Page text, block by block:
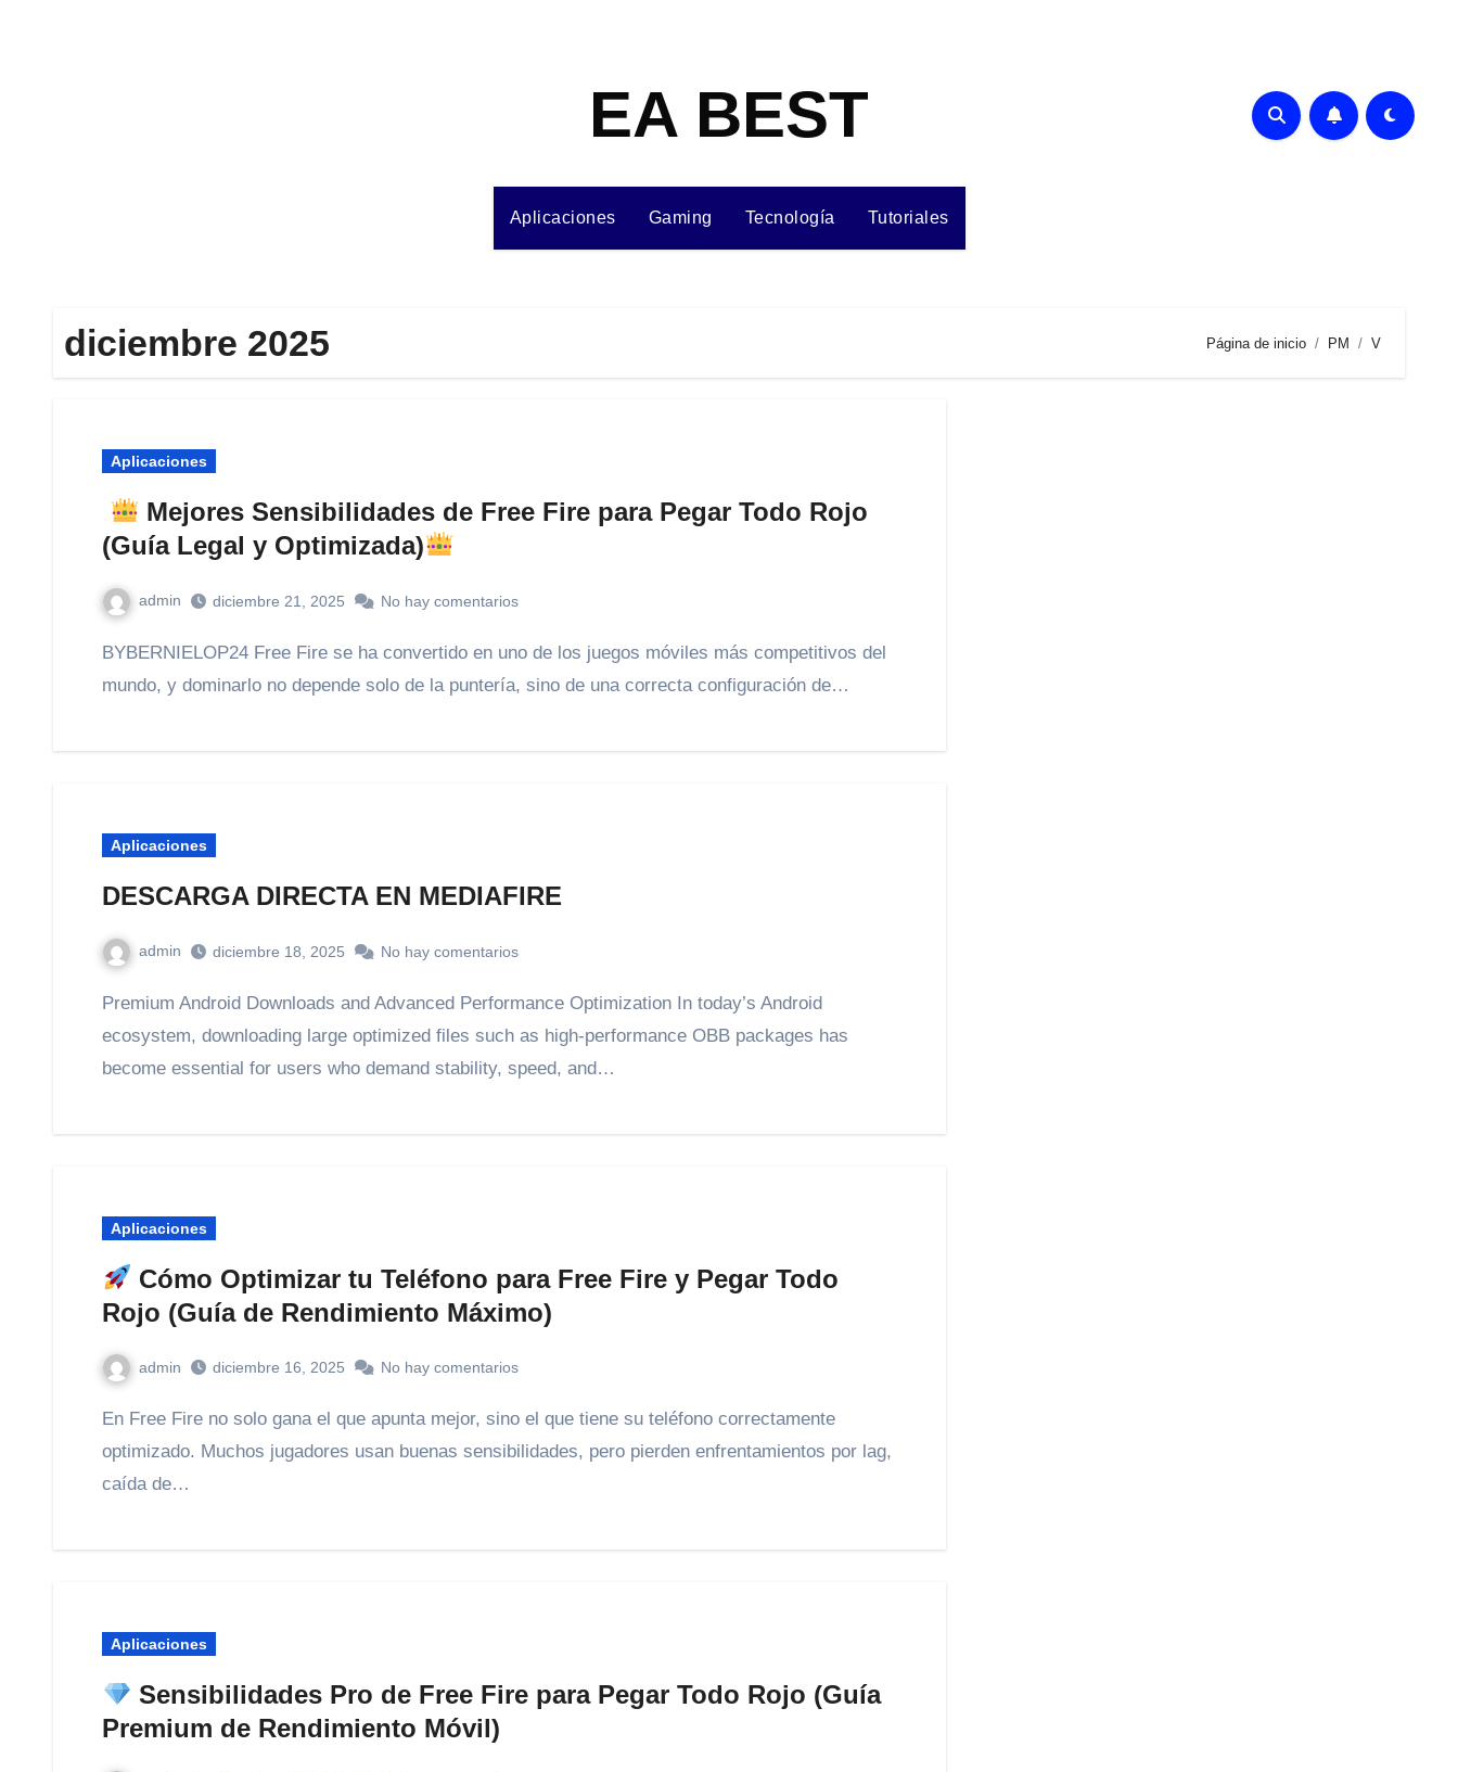
EA BEST
Aplicaciones Gaming Tecnología Tutoriales
diciembre 2025 Página de inicio PM V
Aplicaciones
Mejores Sensibilidades de Free Fire para Pegar Todo Rojo
(Guía Legal y Optimizada)
admin diciembre 21, 2025 No hay comentarios
BYBERNIELOP24 Free Fire se ha convertido en uno de los juegos móviles más competitivos del
mundo, y dominarlo no depende solo de la puntería, sino de una correcta configuración de…
Aplicaciones
DESCARGA DIRECTA EN MEDIAFIRE
admin diciembre 18, 2025 No hay comentarios
Premium Android Downloads and Advanced Performance Optimization In today’s Android
ecosystem, downloading large optimized files such as high-performance OBB packages has
become essential for users who demand stability, speed, and…
Aplicaciones
Cómo Optimizar tu Teléfono para Free Fire y Pegar Todo
Rojo (Guía de Rendimiento Máximo)
admin diciembre 16, 2025 No hay comentarios
En Free Fire no solo gana el que apunta mejor, sino el que tiene su teléfono correctamente
optimizado. Muchos jugadores usan buenas sensibilidades, pero pierden enfrentamientos por lag,
caída de…
Aplicaciones
Sensibilidades Pro de Free Fire para Pegar Todo Rojo (Guía
Premium de Rendimiento Móvil)